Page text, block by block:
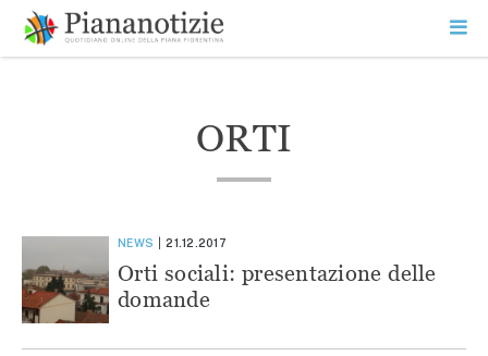
contenuto
SEARCH
ORTI
NEWS 21.12.2017
Orti sociali: presentazione delle
domande